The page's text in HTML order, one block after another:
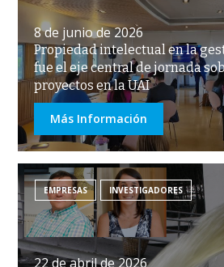
8 de junio de 2026
Propiedad intelectual en la
fue el eje central de jornada
proyectos en la UAI
Más Información
EMPRESAS INVESTIGADORES
22 de abril de 2026